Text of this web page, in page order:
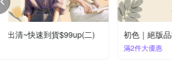
[KEITH-WILL]壓褶質感穿搭 折100